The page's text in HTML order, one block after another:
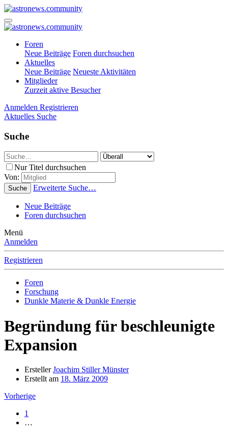
Foren
Neue Beiträge Foren durchsuchen
Aktuelles
Neue Beiträge Neueste Aktivitäten
Mitglieder
Zurzeit aktive Besucher
Anmelden Registrieren
Aktuelles Suche
Suche
Nur Titel durchsuchen
Von:
Suche Erweiterte Suche…
Neue Beiträge
Foren durchsuchen
Menü
Anmelden
Registrieren
Foren
Forschung
Dunkle Materie & Dunkle Energie
Begründung für beschleunigte
Expansion
Ersteller Joachim Stiller Münster
Erstellt am 18. März 2009
Vorherige
1
…